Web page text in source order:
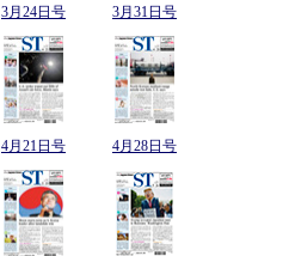
3月24日号 3月31日号
4月21日号 4月28日号